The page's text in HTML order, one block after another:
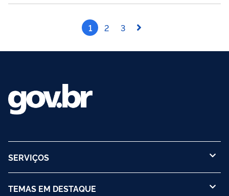
Anvisa ...
1 2 3
SERVIÇOS
TEMAS EM DESTAQUE